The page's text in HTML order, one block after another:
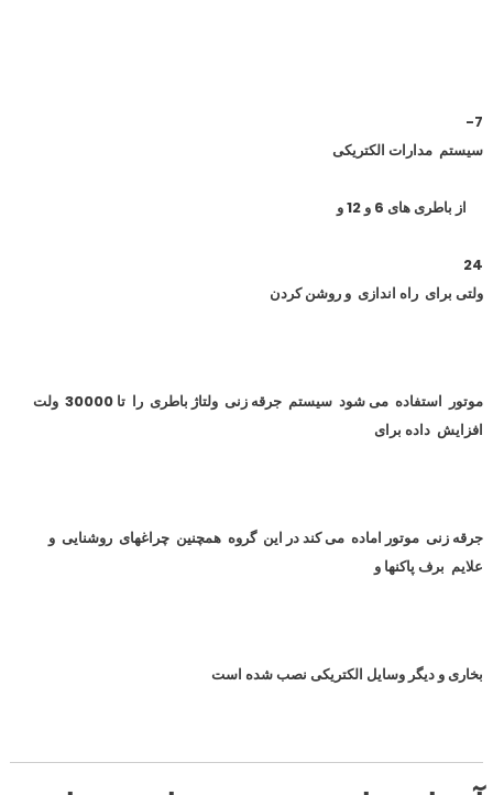
7-
سیستم مدارات الکتریکی
از باطری های 6 و 12 و
24
ولتی برای راه اندازی و روشن کردن
موتور استفاده می شود سیستم جرقه زنی ولتاژ باطری را تا 30000 ولت
افزایش داده برای
جرقه زنی موتور اماده می کند در این گروه همچنین چراغهای روشنایی و
علایم برف پاکنها و
بخاری و دیگر وسایل الکتریکی نصب شده است